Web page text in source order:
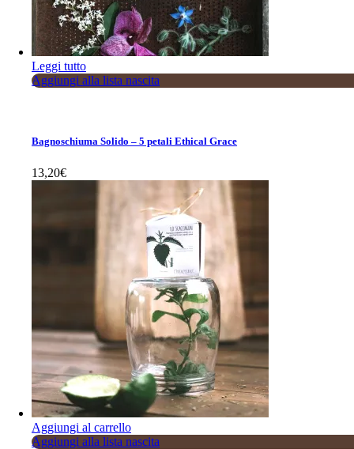
Leggi tutto
Aggiungi alla lista nascita
Bagnoschiuma Solido – 5 petali Ethical Grace
13,20€
Aggiungi al carrello
Aggiungi alla lista nascita